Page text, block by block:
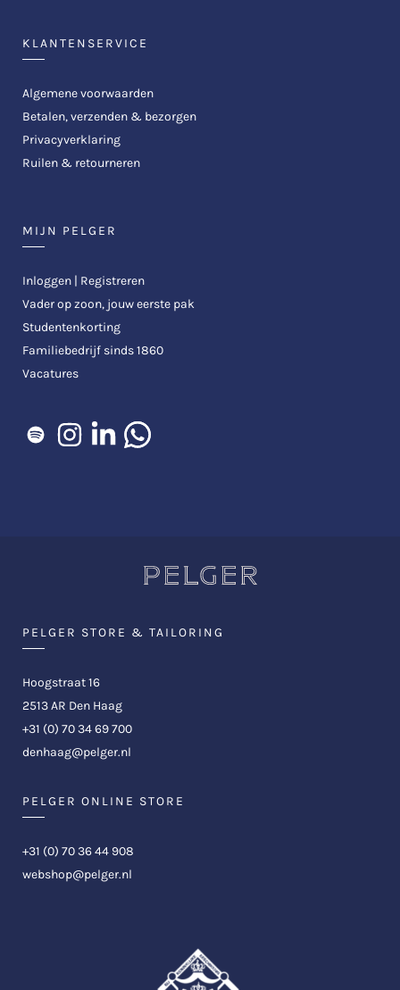
KLANTENSERVICE
Algemene voorwaarden
Betalen, verzenden & bezorgen
Privacyverklaring
Ruilen & retourneren
MIJN PELGER
Inloggen | Registreren
Vader op zoon, jouw eerste pak
Studentenkorting
Familiebedrijf sinds 1860
Vacatures
PELGER STORE & TAILORING
Hoogstraat 16
2513 AR Den Haag
+31 (0) 70 34 69 700
denhaag@pelger.nl
PELGER ONLINE STORE
+31 (0) 70 36 44 908
webshop@pelger.nl